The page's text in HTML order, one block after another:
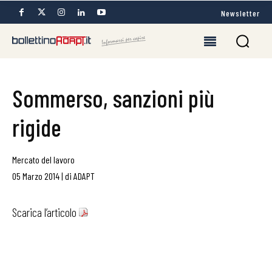
Newsletter
Sommerso, sanzioni più
rigide
Mercato del lavoro
05 Marzo 2014| di ADAPT
Scarica l’articolo